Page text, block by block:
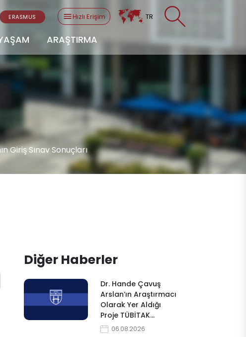
ERASMUS Hızlı Erişim TR
ARAŞTIRMA
Giriş Sınav Sonuçları
Diğer Haberler
Dr. Hande Çavuş
Arslan’ın Araştırmacı
Olarak Yer Aldığı
Proje TÜBİTAK…
06.08.2026